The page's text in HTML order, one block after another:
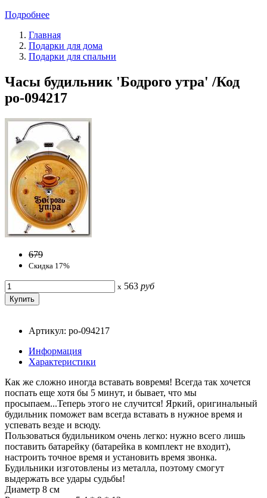
Подробнее
Главная
Подарки для дома
Подарки для спальни
Часы будильник 'Бодрого утра' /Код
po-094217
679
Скидка 17%
x 563 руб
Артикул: po-094217
Информация
Характеристики
Как же сложно иногда вставать вовремя! Всегда так хочется
поспать еще хотя бы 5 минут, и бывает, что мы
просыпаем...Теперь этого не случится! Яркий, оригинальный
будильник поможет вам всегда вставать в нужное время и
успевать везде и всюду.
Пользоваться будильником очень легко: нужно всего лишь
поставить батарейку (батарейка в комплект не входит),
настроить точное время и установить время звонка.
Будильники изготовлены из металла, поэтому смогут
выдержать все удары судьбы!
Диаметр 8 см